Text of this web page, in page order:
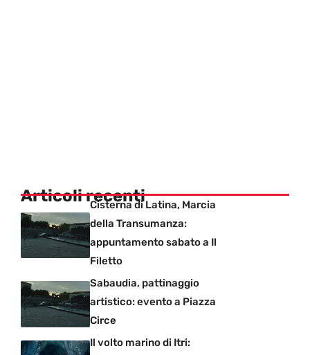
Articoli recentiCisterna di Latina, Marcia
della Transumanza:
appuntamento sabato a Il
Filetto
Sabaudia, pattinaggio
artistico: evento a Piazza
Circe
Il volto marino di Itri: